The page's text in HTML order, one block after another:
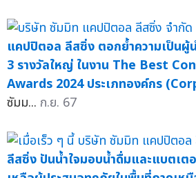
แคปปิตอล ลีสซิ่ง ตอกย้ำความเป็นผู้น
3 รางวัลใหญ่ ในงาน The Best
Awards 2024 ประเภทองค์กร
ซัมม... ก.ย. 67
ลีสซิ่ง ปันน้ำใจมอบน้ำดื่มและแบตเต